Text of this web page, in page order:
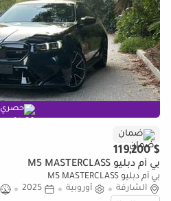
حصري
ضمان
$ 119,200
بي أم دبليو M5 MASTERCLASS
بي أم دبليو M5 MASTERCLASS
الشارقة
أوروبية 2025